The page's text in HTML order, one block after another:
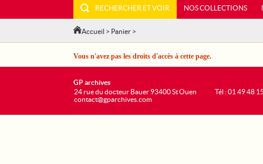
RECHERCHER ET VOIR NOS COLLECTIONS
Accueil > Panier >
Vous n'avez pas les droits d'accès à cette page.
GP archives
24 rue du docteur Bauer 93400 St Ouen
contact@gparchives.com
Tél : 01 49 48